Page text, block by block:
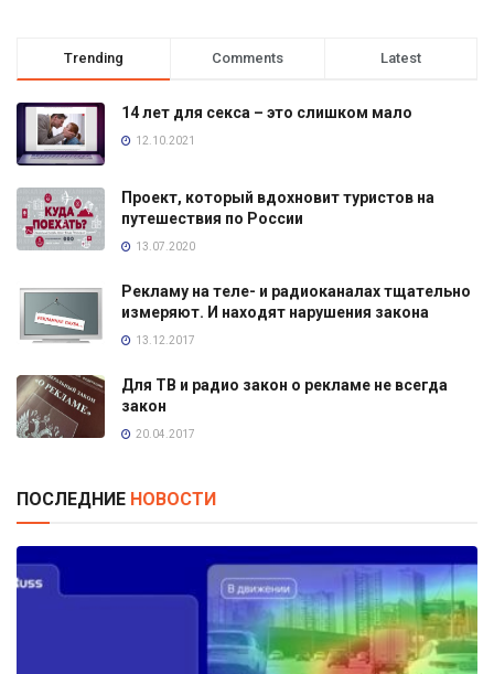
Trending Comments Latest
14 лет для секса – это слишком мало
12.10.2021
Проект, который вдохновит туристов на
путешествия по России
13.07.2020
Рекламу на теле- и радиоканалах тщательно
измеряют. И находят нарушения закона
13.12.2017
Для ТВ и радио закон о рекламе не всегда
закон
20.04.2017
ПОСЛЕДНИЕ НОВОСТИ